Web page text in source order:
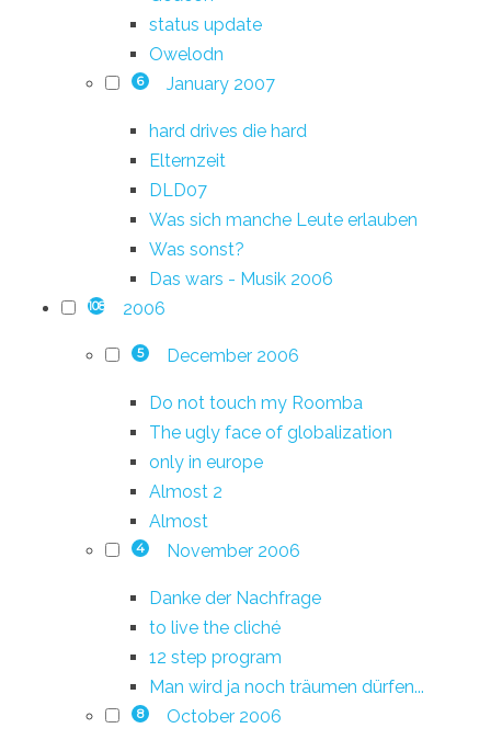
status update
Owelodn
6 January 2007
hard drives die hard
Elternzeit
DLD07
Was sich manche Leute erlauben
Was sonst?
Das wars - Musik 2006
108 2006
5 December 2006
Do not touch my Roomba
The ugly face of globalization
only in europe
Almost 2
Almost
4 November 2006
Danke der Nachfrage
to live the cliché
12 step program
Man wird ja noch träumen dürfen...
8 October 2006